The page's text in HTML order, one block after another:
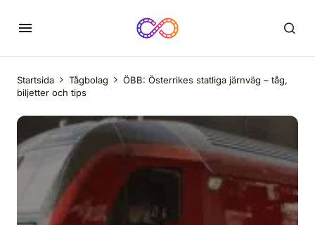
Startsida Tågbolag
ÖBB: Österrikes statliga järnväg – tåg,
biljetter och tips